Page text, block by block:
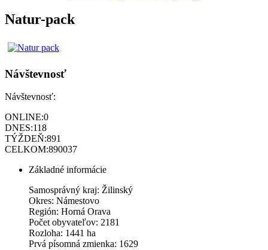
Natur-pack
Návštevnosť
Návštevnosť:
ONLINE:0
DNES:118
TÝŽDEŇ:891
CELKOM:890037
Základné informácie
Samosprávný kraj: Žilinský
Okres: Námestovo
Región: Horná Orava
Počet obyvateľov: 2181
Rozloha: 1441 ha
Prvá písomná zmienka: 1629